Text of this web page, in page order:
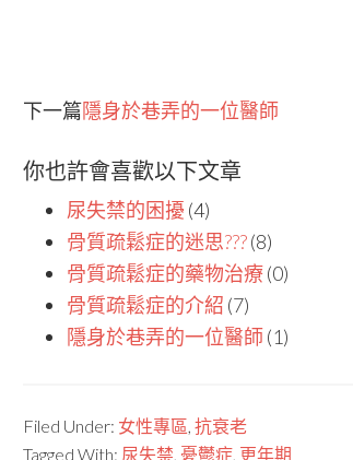
下一篇隱身於巷弄的一位醫師
你也許會喜歡以下文章
尿失禁的困擾 (4)
骨質疏鬆症的迷思???(8)
骨質疏鬆症的藥物治療(0)
骨質疏鬆症的介紹 (7)
隱身於巷弄的一位醫師(1)
Filed Under: 女性專區, 抗衰老
Tagged With: 尿失禁, 憂鬱症, 更年期